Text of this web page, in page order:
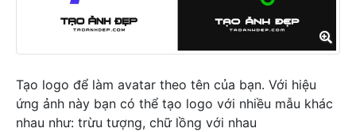
Tạo logo để làm avatar theo tên của bạn. Với hiệu
ứng ảnh này bạn có thể tạo logo với nhiều mẫu khác
nhau như: trừu tượng, chữ lồng với nhau